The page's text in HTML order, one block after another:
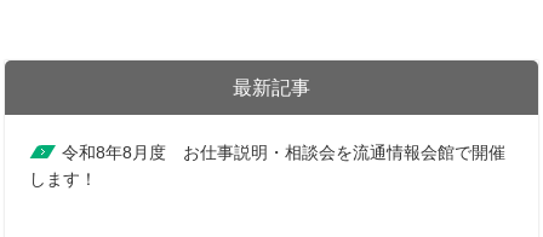
最新記事
令和8年8月度 お仕事説明・相談会を流通情報会館で開催
します！